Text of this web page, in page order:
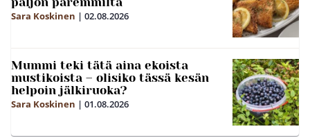
Sara Koskinen | 02.08.2026
Mummi teki tätä aina ekoista
mustikoista – olisiko tässä kesän
helpoin jälkiruoka?
Sara Koskinen | 01.08.2026